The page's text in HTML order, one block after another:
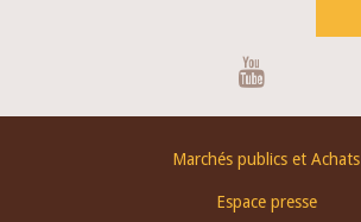
Marchés publics et Achats
Espace presse